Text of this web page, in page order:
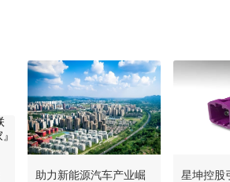
助力新能源汽车产业崛
星坤控股